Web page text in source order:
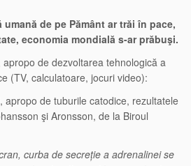
de pe Pământ ar trăi în pace,
economia mondială s-ar prăbuşi.
de dezvoltarea tehnologică a
(TV, calculatoare, jocuri video):
apropo de tuburile catodice, rezultatele
şi Aronsson, de la Biroul
curba de secreție a adrenalinei se